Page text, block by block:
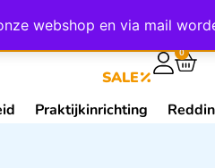
webshop en via mail
SALE
0
Praktijkinrichting